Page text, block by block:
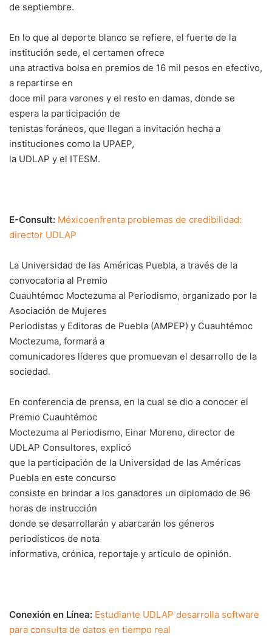
de septiembre.
En lo que al deporte blanco se refiere, el fuerte de la
institución sede, el certamen ofrece
una atractiva bolsa en premios de 16 mil pesos en efectivo,
a repartirse en
doce mil para varones y el resto en damas, donde se
espera la participación de
tenistas foráneos, que llegan a invitación hecha a
instituciones como la UPAEP,
la UDLAP y el ITESM.
E-Consult: Méxicoenfrenta problemas de credibilidad:
director UDLAP
La Universidad de las Américas Puebla, a través de la
convocatoria al Premio
Cuauhtémoc Moctezuma al Periodismo, organizado por la
Asociación de Mujeres
Periodistas y Editoras de Puebla (AMPEP) y Cuauhtémoc
Moctezuma, formará a
comunicadores líderes que promuevan el desarrollo de la
sociedad.
En conferencia de prensa, en la cual se dio a conocer el
Premio Cuauhtémoc
Moctezuma al Periodismo, Einar Moreno, director de
UDLAP Consultores, explicó
que la participación de la Universidad de las Américas
Puebla en este concurso
consiste en brindar a los ganadores un diplomado de 96
horas de instrucción
donde se desarrollarán y abarcarán los géneros
periodísticos de nota
informativa, crónica, reportaje y artículo de opinión.
Conexión en Línea: Estudiante UDLAP desarrolla software
para consulta de datos en tiempo real